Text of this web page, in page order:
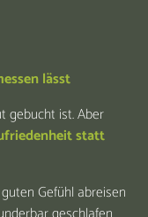
lässt
gebucht ist. Aber
statt
Gefühl abreisen